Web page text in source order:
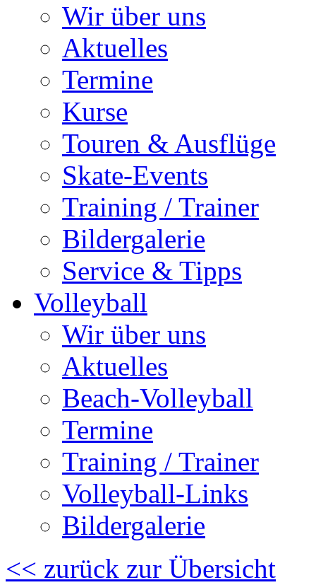
Wir über uns
Aktuelles
Termine
Kurse
Touren & Ausflüge
Skate-Events
Training / Trainer
Bildergalerie
Service & Tipps
Volleyball
Wir über uns
Aktuelles
Beach-Volleyball
Termine
Training / Trainer
Volleyball-Links
Bildergalerie
<< zurück zur Übersicht